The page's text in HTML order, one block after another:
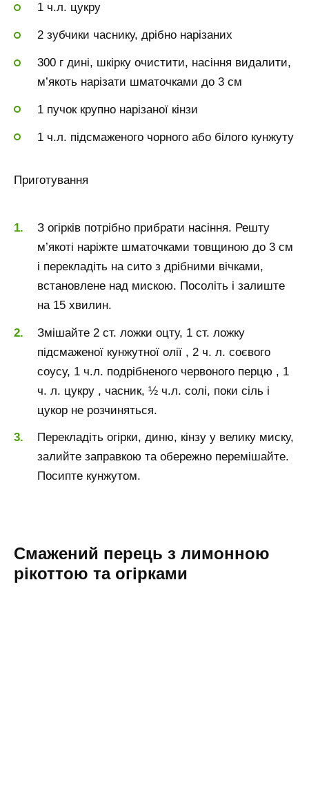
1 ч.л. цукру
2 зубчики часнику, дрібно нарізаних
300 г дині, шкірку очистити, насіння видалити,
м’якоть нарізати шматочками до 3 см
1 пучок крупно нарізаної кінзи
1 ч.л. підсмаженого чорного або білого кунжуту
Приготування
З огірків потрібно прибрати насіння. Решту
м’якоті наріжте шматочками товщиною до 3 см
і перекладіть на сито з дрібними вічками,
встановлене над мискою. Посоліть і залиште
на 15 хвилин.
Змішайте 2 ст. ложки оцту, 1 ст. ложку
підсмаженої кунжутної олії , 2 ч. л. соєвого
соусу, 1 ч.л. подрібненого червоного перцю , 1
ч. л. цукру , часник, ½ ч.л. солі, поки сіль і
цукор не розчиняться.
Перекладіть огірки, диню, кінзу у велику миску,
залийте заправкою та обережно перемішайте.
Посипте кунжутом.
Смажений перець з лимонною
рікоттою та огірками